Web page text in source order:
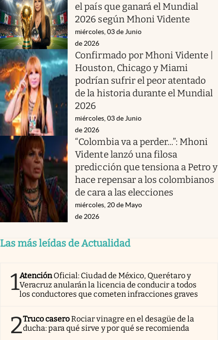
el país que ganará el Mundial
2026 según Mhoni Vidente
miércoles, 03 de Junio
de 2026
Confirmado por Mhoni Vidente |
Houston, Chicago y Miami
podrían sufrir el peor atentado
de la historia durante el Mundial
2026
miércoles, 03 de Junio
de 2026
“Colombia va a perder...”: Mhoni
Vidente lanzó una filosa
predicción que tensiona a Petro y
hace repensar a los colombianos
de cara a las elecciones
miércoles, 20 de Mayo
de 2026
Las más leídas de Actualidad
1AtenciónOficial: Ciudad de México, Querétaro y
Veracruz anularán la licencia de conducir a todos
los conductores que cometen infracciones graves
2Truco caseroRociar vinagre en el desagüe de la
ducha: para qué sirve y por qué se recomienda